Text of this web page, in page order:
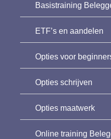
Basistraining
ETF’s en aandelen
Opties voor
Opties schrijven
Opties maatwerk
Online training